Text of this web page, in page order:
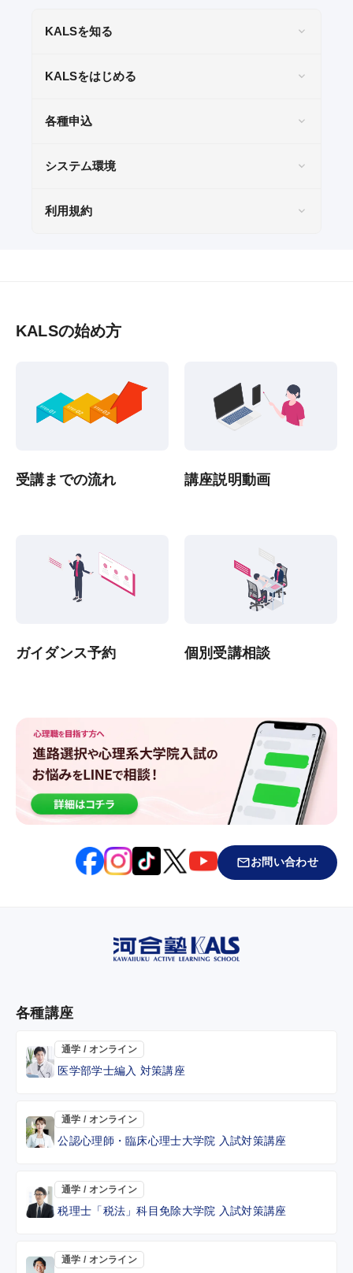
KALSを知る
KALSをはじめる
各種申込
システム環境
利用規約
KALSの始め方
受講までの流れ 講座説明動画
ガイダンス予約 個別受講相談
お問い合わせ
各種講座
通学 / オンライン
医学部学士編入 対策講座
通学 / オンライン
公認心理師・臨床心理士大学院 入試対策講座
通学 / オンライン
税理士「税法」科目免除大学院 入試対策講座
通学 / オンライン